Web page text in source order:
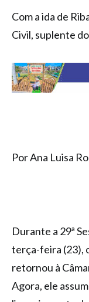
Com a ida de
Civil, suplente
Por Ana Luisa
Durante a 29ª
terça-feira (23),
retornou à
Agora, ele